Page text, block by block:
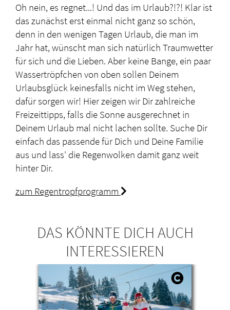
Oh nein, es regnet...! Und das im Urlaub?!?! Klar ist
das zunächst erst einmal nicht ganz so schön,
denn in den wenigen Tagen Urlaub, die man im
Jahr hat, wünscht man sich natürlich Traumwetter
für sich und die Lieben. Aber keine Bange, ein paar
Wassertröpfchen von oben sollen Deinem
Urlaubsglück keinesfalls nicht im Weg stehen,
dafür sorgen wir! Hier zeigen wir Dir zahlreiche
Freizeittipps, falls die Sonne ausgerechnet in
Deinem Urlaub mal nicht lachen sollte. Suche Dir
einfach das passende für Dich und Deine Familie
aus und lass' die Regenwolken damit ganz weit
hinter Dir.
zum Regentropfprogramm
DAS KÖNNTE DICH AUCH
INTERESSIEREN